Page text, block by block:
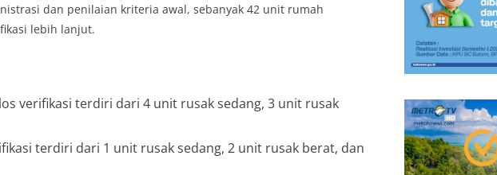
dan penilaian kriteria awal, sebanyak 42 unit rumah
lebih lanjut.
verifikasi terdiri dari 4 unit rusak sedang, 3 unit rusak
terdiri dari 1 unit rusak sedang, 2 unit rusak berat, dan